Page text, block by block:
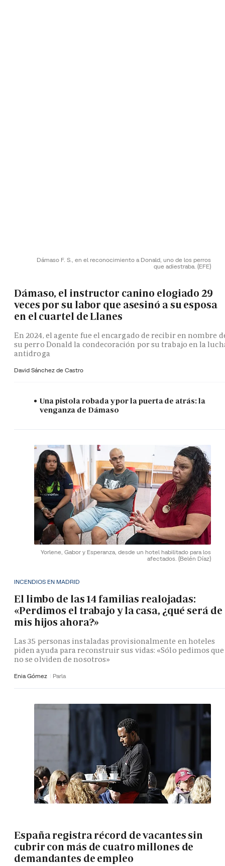
Dámaso F. S., en el reconocimiento a Donald, uno de los perros
que adiestraba. (EFE)
Dámaso, el instructor canino elogiado 29
veces por su labor que asesinó a su esposa
en el cuartel de Llanes
En 2024, el agente fue el encargado de recibir en nombre
su perro Donald la condecoración por su trabajo en la
antidroga
David Sánchez de Castro
Una pistola robada y por la puerta de atrás: la
venganza de Dámaso
Yorlene, Gabor y Esperanza, desde un hotel habilitado para los
afectados. (Belén Díaz)
INCENDIOS EN MADRID
El limbo de las 14 familias realojadas:
«Perdimos el trabajo y la casa, ¿qué será de
mis hijos ahora?»
Las 35 personas instaladas provisionalmente en hoteles
piden ayuda para reconstruir sus vidas: «Sólo pedimos que
no se olviden de nosotros»
Enia Gómez Parla
España registra récord de vacantes sin
cubrir con más de cuatro millones de
demandantes de empleo